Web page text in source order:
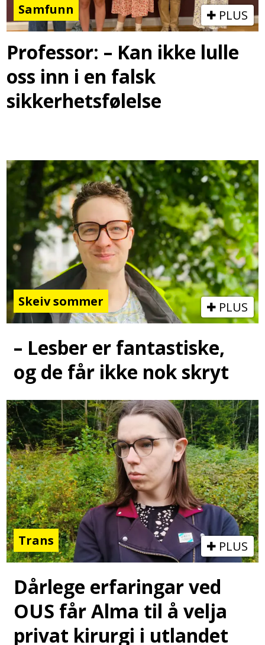
Samfunn PLUS
Professor: – Kan ikke lulle
oss inn i en falsk
sikkerhetsfølelse
Skeiv sommer PLUS
– Lesber er fantastiske,
og de får ikke nok skryt
Trans PLUS
Dårlege erfaringar ved
OUS får Alma til å velja
privat kirurgi i utlandet